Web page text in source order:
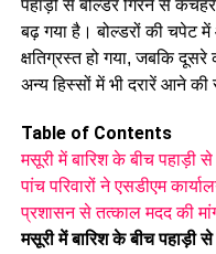
औद्योगिक नियमावली को
जोर।
छंटनी किए गए कर्मचारियों को
वन विकास निगम की सेवा
ईको टूरिज्म को बढ़ावा देने के
समिति में संशोधन किया जा
पहाड़ी से बोल्डर गिरने से
बढ़ गया है। बोल्डरों की चपेट
क्षतिग्रस्त हो गया, जबकि दूसरे
अन्य हिस्सों में भी दरारें आने की
Table of Contents
मसूरी में बारिश के बीच पहाड़ी से
पांच परिवारों ने एसडीएम
प्रशासन से तत्काल मदद की
मसूरी में बारिश के बीच पहाड़ी से